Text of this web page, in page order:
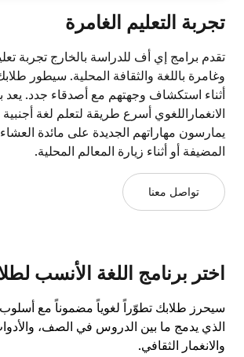
تجربة التعليم الغامرة
تقدم برامج إي أف للدراسة بالخارج تجربة
وغامرة باللغة والثقافة المحلية. سيطور
أثناء استكشاف وجهتهم مع أصدقاء جدد. يعد
الانغماراللغوي أسرع طريقة لتعلم لغة أجنبية
يمارسون مهاراتهم الجديدة على مائدة العشاء
المضيفة أو أثناء زيارة المعالم المحلية.
تواصل معنا
اختر برنامج اللغة الأنسب
سيحرز طلابك تطوّراً لغوياً مضموناً مع أسلوب
الذي يدمج ما بين الدروس في الصف،
والانغمار الثقافي.